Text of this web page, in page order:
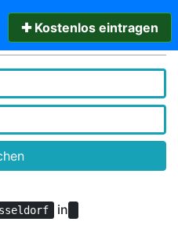
✚ Kostenlos eintragen
in